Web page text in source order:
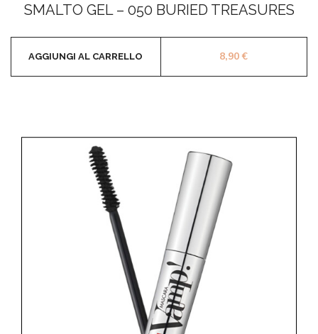
su
5
SMALTO GEL – 050 BURIED TREASURES
8,90€
AGGIUNGI AL CARRELLO